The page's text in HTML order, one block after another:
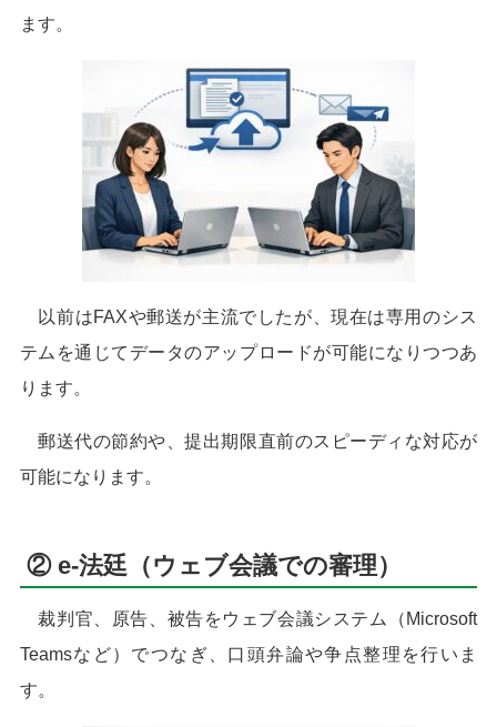
ます。
以前はFAXや郵送が主流でしたが、現在は専用のシス
テムを通じてデータのアップロードが可能になりつつあ
ります。
郵送代の節約や、提出期限直前のスピーディな対応が
可能になります。
② e-法廷（ウェブ会議での審理）
裁判官、原告、被告をウェブ会議システム（Microsoft
Teamsなど）でつなぎ、口頭弁論や争点整理を行いま
す。